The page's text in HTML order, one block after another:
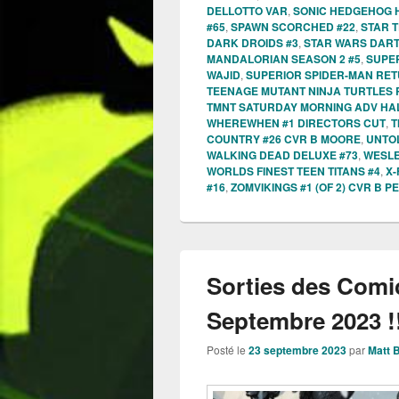
DELLOTTO VAR, SONIC HEDGEHOG
#65, SPAWN SCORCHED #22, STAR
DARK DROIDS #3, STAR WARS
MANDALORIAN SEASON 2 #5,
WAJID, SUPERIOR SPIDER-MAN
TEENAGE MUTANT NINJA TURTLES
TMNT SATURDAY MORNING ADV
WHEREWHEN #1 DIRECTORS CUT,
COUNTRY #26 CVR B MOORE,
WALKING DEAD DELUXE #73,
WORLDS FINEST TEEN TITANS #4,
#16, ZOMVIKINGS #1 (OF 2) CVR B
Sorties des
Septembre 2023
Posté le 23 septembre 2023parMatt B